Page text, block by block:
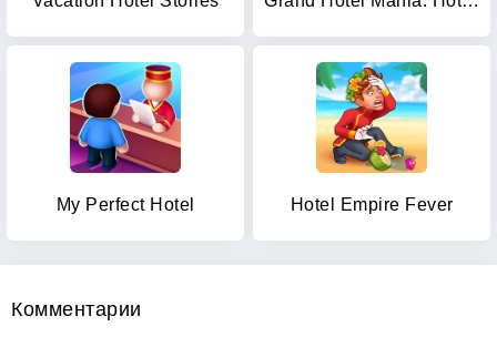
My Perfect Hotel Hotel Empire Fever
Комментарии